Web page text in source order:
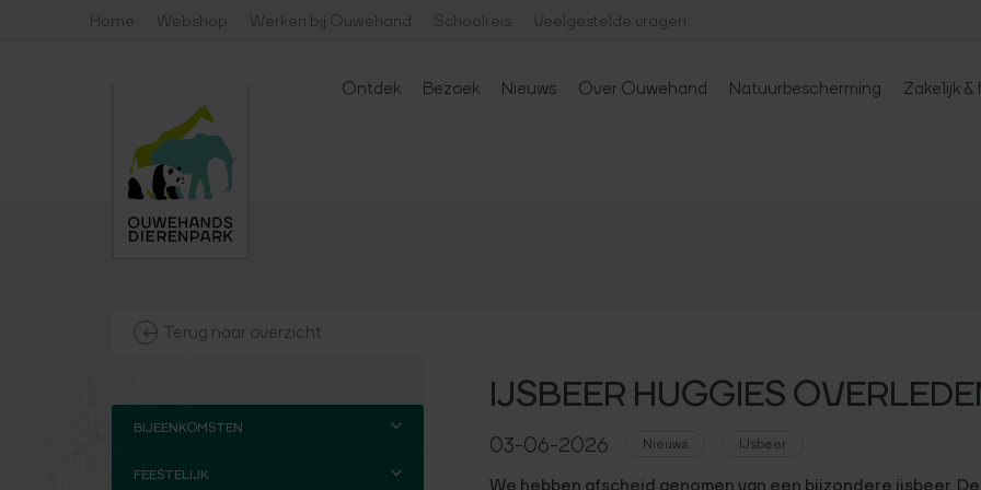
Home Webshop Werken bij Ouwehand Schoolreis Veelgestelde vragen
Ontdek Bezoek
Tickets
Nieuws Over Ouwehand Natuurbescherming
Ouwehand Zoo Foundation
Zakelijk
IJSBEER HUGGIES
03-06-2026 Nieuws IJsbeer
We hebben afscheid genomen van een bijzondere ijsbeer.
Terug naar overzicht
BIJEENKOMSTEN
FEESTELIJK